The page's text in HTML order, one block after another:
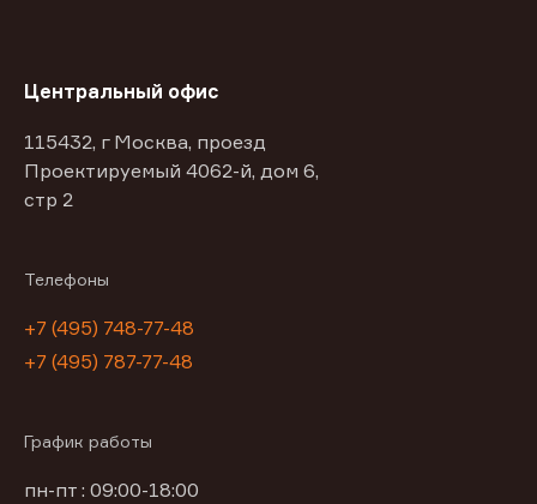
Центральный офис
115432, г Москва, проезд
Проектируемый 4062-й, дом 6,
стр 2
Телефоны
+7 (495) 748-77-48
+7 (495) 787-77-48
График работы
пн-пт : 09:00-18:00